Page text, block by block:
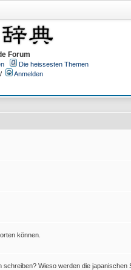
Forum
Die heissesten Themen
/ Anmelden
können.
Wieso werden die japanischen